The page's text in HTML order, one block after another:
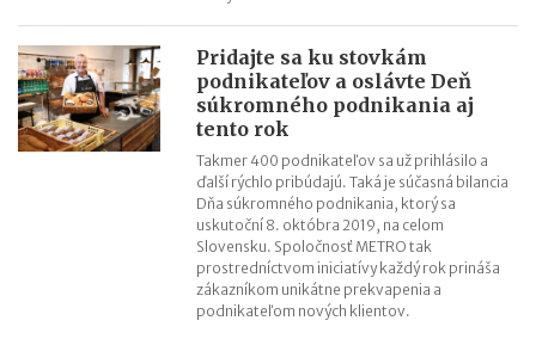
Pridajte sa ku stovkám
podnikateľov a oslávte Deň
súkromného podnikania aj
tento rok
Takmer 400 podnikateľov sa už prihlásilo a
ďalší rýchlo pribúdajú. Taká je súčasná bilancia
Dňa súkromného podnikania, ktorý sa
uskutoční 8. októbra 2019, na celom
Slovensku. Spoločnosť METRO tak
prostredníctvom iniciatívy každý rok prináša
zákazníkom unikátne prekvapenia a
podnikateľom nových klientov.